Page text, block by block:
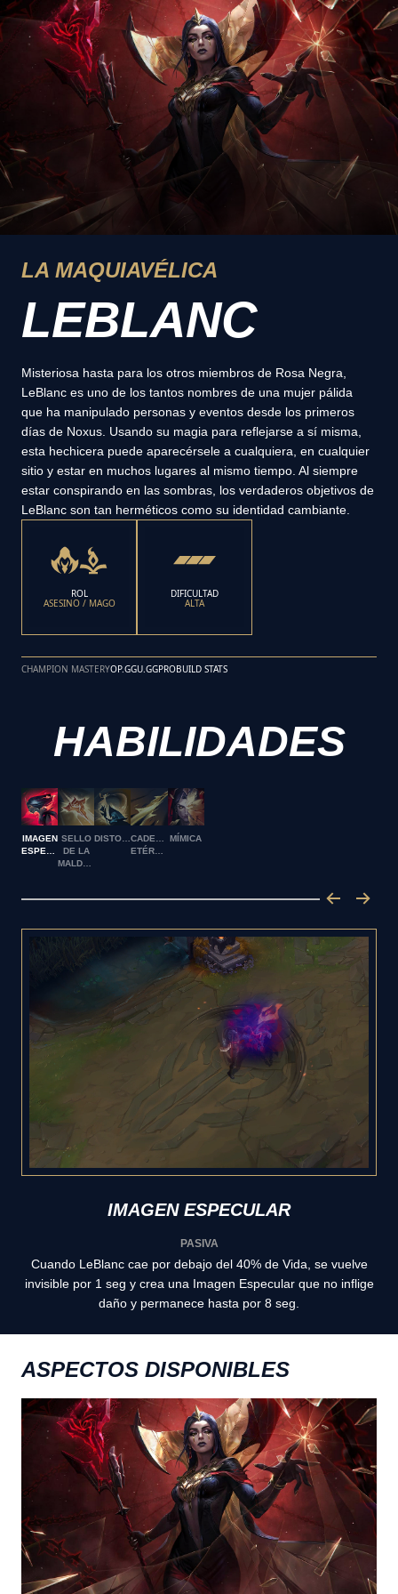
LA MAQUIAVÉLICA
LEBLANC
Misteriosa hasta para los otros miembros de Rosa Negra,
LeBlanc es uno de los tantos nombres de una mujer pálida
que ha manipulado personas y eventos desde los primeros
días de Noxus. Usando su magia para reflejarse a sí misma,
esta hechicera puede aparecérsele a cualquiera, en cualquier
sitio y estar en muchos lugares al mismo tiempo. Al siempre
estar conspirando en las sombras, los verdaderos objetivos de
LeBlanc son tan herméticos como su identidad cambiante.
ROL
ASESINO / MAGO
DIFICULTAD
ALTA
CHAMPION MASTERYOP.GGU.GGPROBUILD STATS
HABILIDADES
IMAGEN SELLO
DE LA
DISTORSIÓNCADENASMÍMICA
IMAGEN ESPECULAR
PASIVA
Cuando LeBlanc cae por debajo del 40% de Vida, se vuelve
invisible por 1 seg y crea una Imagen Especular que no inflige
daño y permanece hasta por 8 seg.
ASPECTOS DISPONIBLES